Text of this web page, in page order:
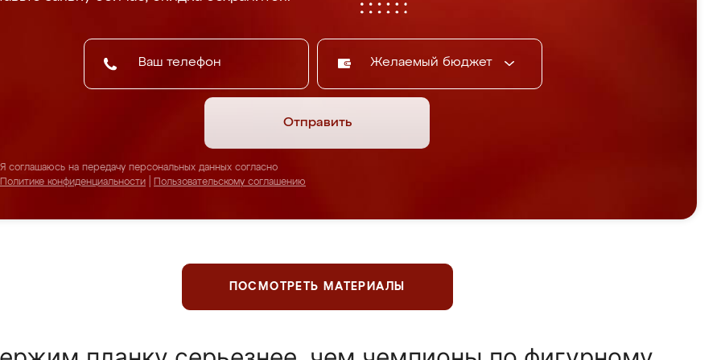
Желаемый бюджет
Отправить
Я соглашаюсь на передачу персональных данных согласно
Политике конфиденциальности
Пользовательскому соглашению
ПОСМОТРЕТЬ МАТЕРИАЛЫ